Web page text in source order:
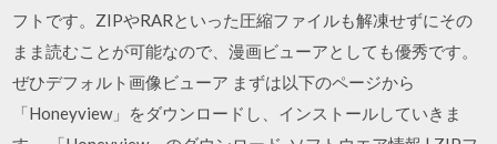
フトです。ZIPやRARといった圧縮ファイルも解凍せずにその
まま読むことが可能なので、漫画ビューアとしても優秀です。
ぜひデフォルト画像ビューア まずは以下のページから
「Honeyview」をダウンロードし、インストールしていきま